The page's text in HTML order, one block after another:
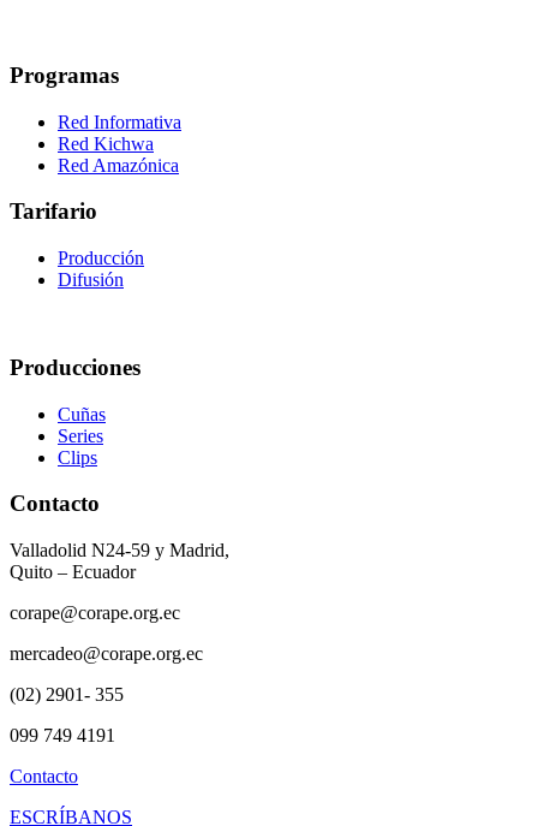
Programas
Red Informativa
Red Kichwa
Red Amazónica
Tarifario
Producción
Difusión
Producciones
Cuñas
Series
Clips
Contacto
Valladolid N24-59 y Madrid,
Quito – Ecuador
corape@corape.org.ec
mercadeo@corape.org.ec
(02) 2901- 355
099 749 4191
Contacto
ESCRÍBANOS